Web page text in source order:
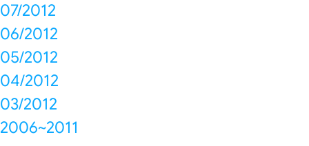
07/2012
06/2012
05/2012
04/2012
03/2012
2006~2011